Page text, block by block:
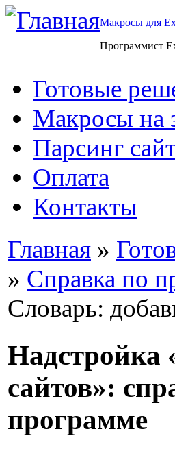
Макросы для
Программист
Готовые
Макросы на
Парсинг
Оплата
Контакты
Главная »
» Справка по
Словарь:
Надстройка
сайтов»:
программе